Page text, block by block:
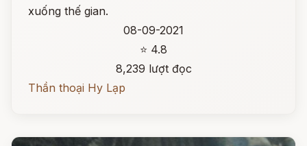
xuống thế gian.
08-09-2021
⭐ 4.8
8,239 lượt đọc
Thần thoại Hy Lạp